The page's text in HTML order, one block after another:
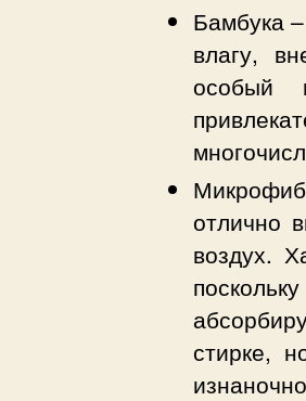
Бамбука
влагу,
особый
отлично
воздух.
стирке,